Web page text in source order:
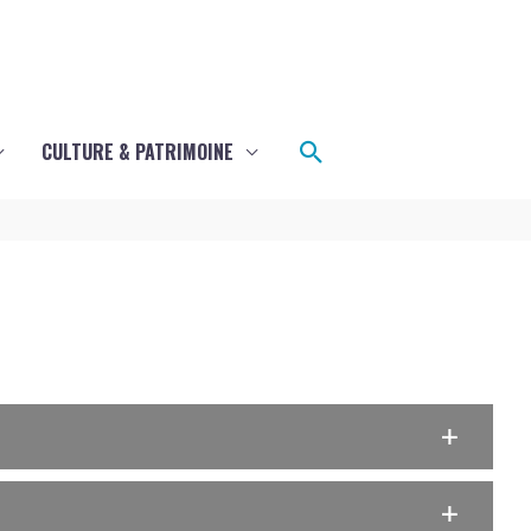
CULTURE & PATRIMOINE Rechercher